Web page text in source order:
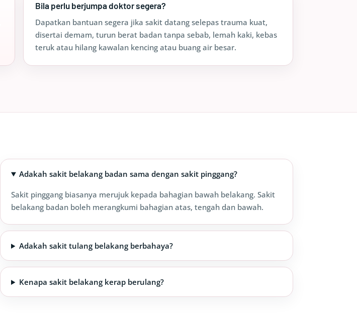
Bila perlu berjumpa doktor segera?
Dapatkan bantuan segera jika sakit datang selepas trauma kuat,
disertai demam, turun berat badan tanpa sebab, lemah kaki, kebas
teruk atau hilang kawalan kencing atau buang air besar.
Adakah sakit belakang badan sama dengan sakit pinggang?
Sakit pinggang biasanya merujuk kepada bahagian bawah belakang. Sakit
belakang badan boleh merangkumi bahagian atas, tengah dan bawah.
Adakah sakit tulang belakang berbahaya?
Kenapa sakit belakang kerap berulang?